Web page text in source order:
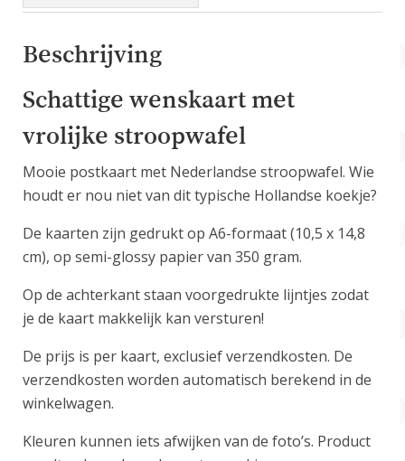
Beschrijving
Schattige wenskaart met
vrolijke stroopwafel
Mooie postkaart met Nederlandse stroopwafel. Wie
houdt er nou niet van dit typische Hollandse koekje?
De kaarten zijn gedrukt op A6-formaat (10,5 x 14,8
cm), op semi-glossy papier van 350 gram.
Op de achterkant staan voorgedrukte lijntjes zodat
je de kaart makkelijk kan versturen!
De prijs is per kaart, exclusief verzendkosten. De
verzendkosten worden automatisch berekend in de
winkelwagen.
Kleuren kunnen iets afwijken van de foto’s. Product